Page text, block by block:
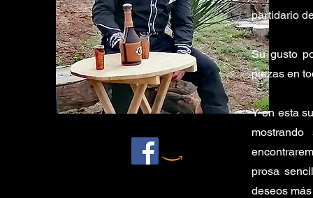
partidario
Su gusto
piezas en
Y en esta
prosa
deseos